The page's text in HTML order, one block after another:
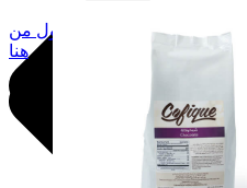
إلى المفضلة.
سجّل الدخول من
هنا